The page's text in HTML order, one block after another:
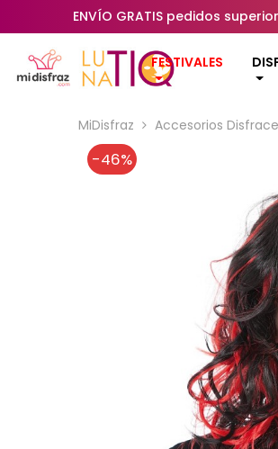
ENVÍO GRATIS pedidos
FESTIVALES
MiDisfraz Accesorios
-46%